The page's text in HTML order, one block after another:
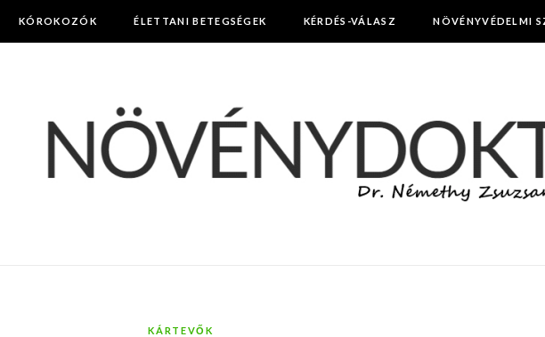
KÓROKOZÓK ÉLETTANI BETEGSÉGEK KÉRDÉS-VÁLASZ NÖVÉNYVÉDELMI
KÁRTEVŐK